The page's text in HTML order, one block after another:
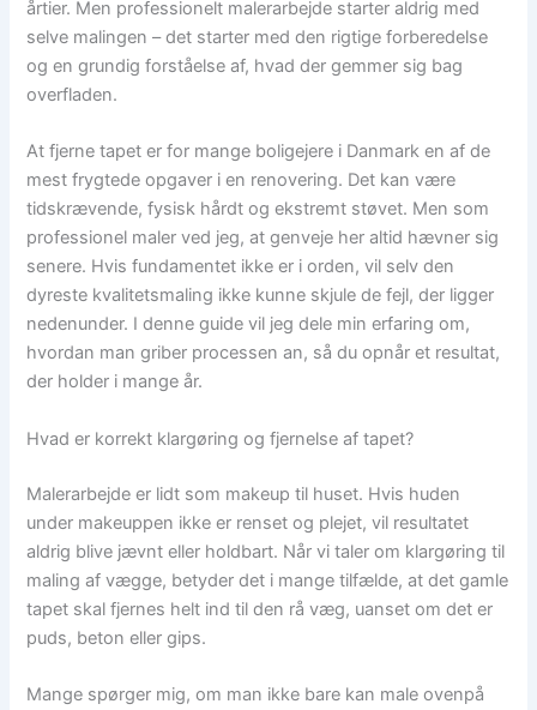
årtier. Men professionelt malerarbejde starter aldrig med
selve malingen – det starter med den rigtige forberedelse
og en grundig forståelse af, hvad der gemmer sig bag
overfladen.
At fjerne tapet er for mange boligejere i Danmark en af de
mest frygtede opgaver i en renovering. Det kan være
tidskrævende, fysisk hårdt og ekstremt støvet. Men som
professionel maler ved jeg, at genveje her altid hævner sig
senere. Hvis fundamentet ikke er i orden, vil selv den
dyreste kvalitetsmaling ikke kunne skjule de fejl, der ligger
nedenunder. I denne guide vil jeg dele min erfaring om,
hvordan man griber processen an, så du opnår et resultat,
der holder i mange år.
Hvad er korrekt klargøring og fjernelse af tapet?
Malerarbejde er lidt som makeup til huset. Hvis huden
under makeuppen ikke er renset og plejet, vil resultatet
aldrig blive jævnt eller holdbart. Når vi taler om klargøring til
maling af vægge, betyder det i mange tilfælde, at det gamle
tapet skal fjernes helt ind til den rå væg, uanset om det er
puds, beton eller gips.
Mange spørger mig, om man ikke bare kan male ovenpå